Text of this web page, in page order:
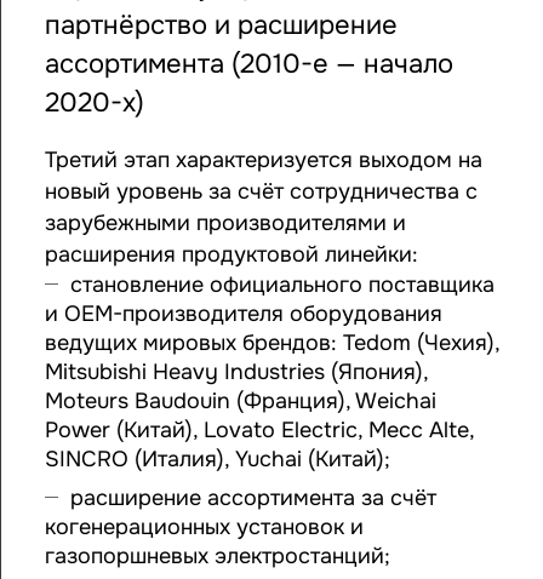
партнёрство и расширение
ассортимента (2010-е — начало
2020-х)
Третий этап характеризуется выходом на
новый уровень за счёт сотрудничества с
зарубежными производителями и
расширения продуктовой линейки:
становление официального поставщика
и OEM-производителя оборудования
ведущих мировых брендов: Tedom (Чехия),
Mitsubishi Heavy Industries (Япония),
Moteurs Baudouin (Франция), Weichai
Power (Китай), Lovato Electric, Mecc Alte,
SINCRO (Италия), Yuchai (Китай);
расширение ассортимента за счёт
когенерационных установок и
газопоршневых электростанций;